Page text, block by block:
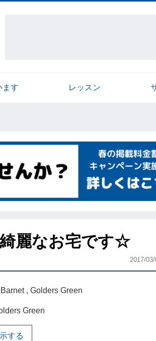
ます レッスン
麗なお宅です☆
2017/
Barnet , Golders Green
Green
する